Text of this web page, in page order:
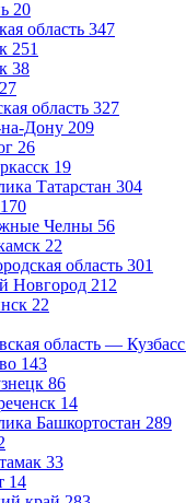
20
область 347
251
38
27
область 327
Дону 209
26
19
Татарстан 304
170
Челны 56
22
область 301
Новгород 212
22
область — Кузбасс
143
86
14
Башкортостан 289
33
14